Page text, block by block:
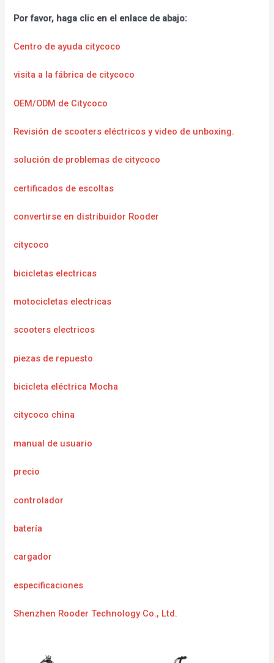
Por favor, haga clic en el enlace de abajo:
Centro de ayuda citycoco
visita a la fábrica de citycoco
OEM/ODM de Citycoco
Revisión de scooters eléctricos y video de unboxing.
solución de problemas de citycoco
certificados de escoltas
convertirse en distribuidor Rooder
citycoco
bicicletas electricas
motocicletas electricas
scooters electricos
piezas de repuesto
bicicleta eléctrica Mocha
citycoco china
manual de usuario
precio
controlador
batería
cargador
especificaciones
Shenzhen Rooder Technology Co., Ltd.